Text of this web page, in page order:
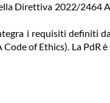
Direttiva 2022/2464
i requisiti definiti
of Ethics). La PdR